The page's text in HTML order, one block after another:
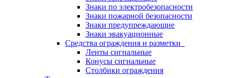
Знаки по электробезопасности
Знаки пожарной безопасности
Знаки предупреждающие
Знаки эвакуационные
Средства ограждения и разметки
Ленты сигнальные
Конусы сигнальные
Столбики ограждения